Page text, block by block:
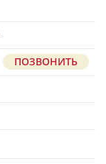
ПОЗВОНИТЬ